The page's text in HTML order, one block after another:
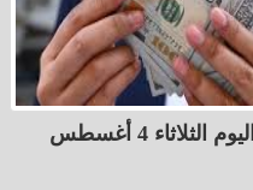
أسعار الدولار اليوم الثلاثاء 4 أغسطس